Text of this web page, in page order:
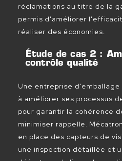
réclamations au titre de la
permis d'améliorer
réaliser des économies.
Étude de cas 2 :
contrôle qualité
Une entreprise
à améliorer ses processus
pour garantir la cohérence
minimiser rappelle.
en place des capteurs de
une inspection détaillée et